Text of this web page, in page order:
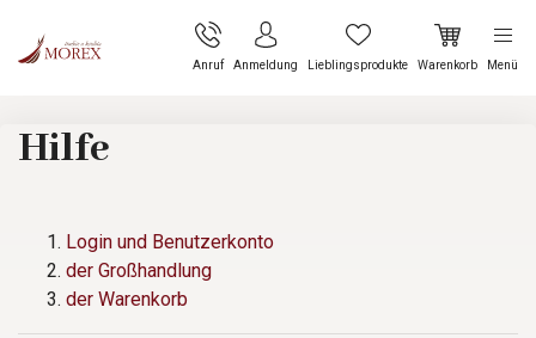
Anruf Anmeldung Lieblingsprodukte Warenkorb Menü
Hilfe
Login und Benutzerkonto
der Großhandlung
der Warenkorb